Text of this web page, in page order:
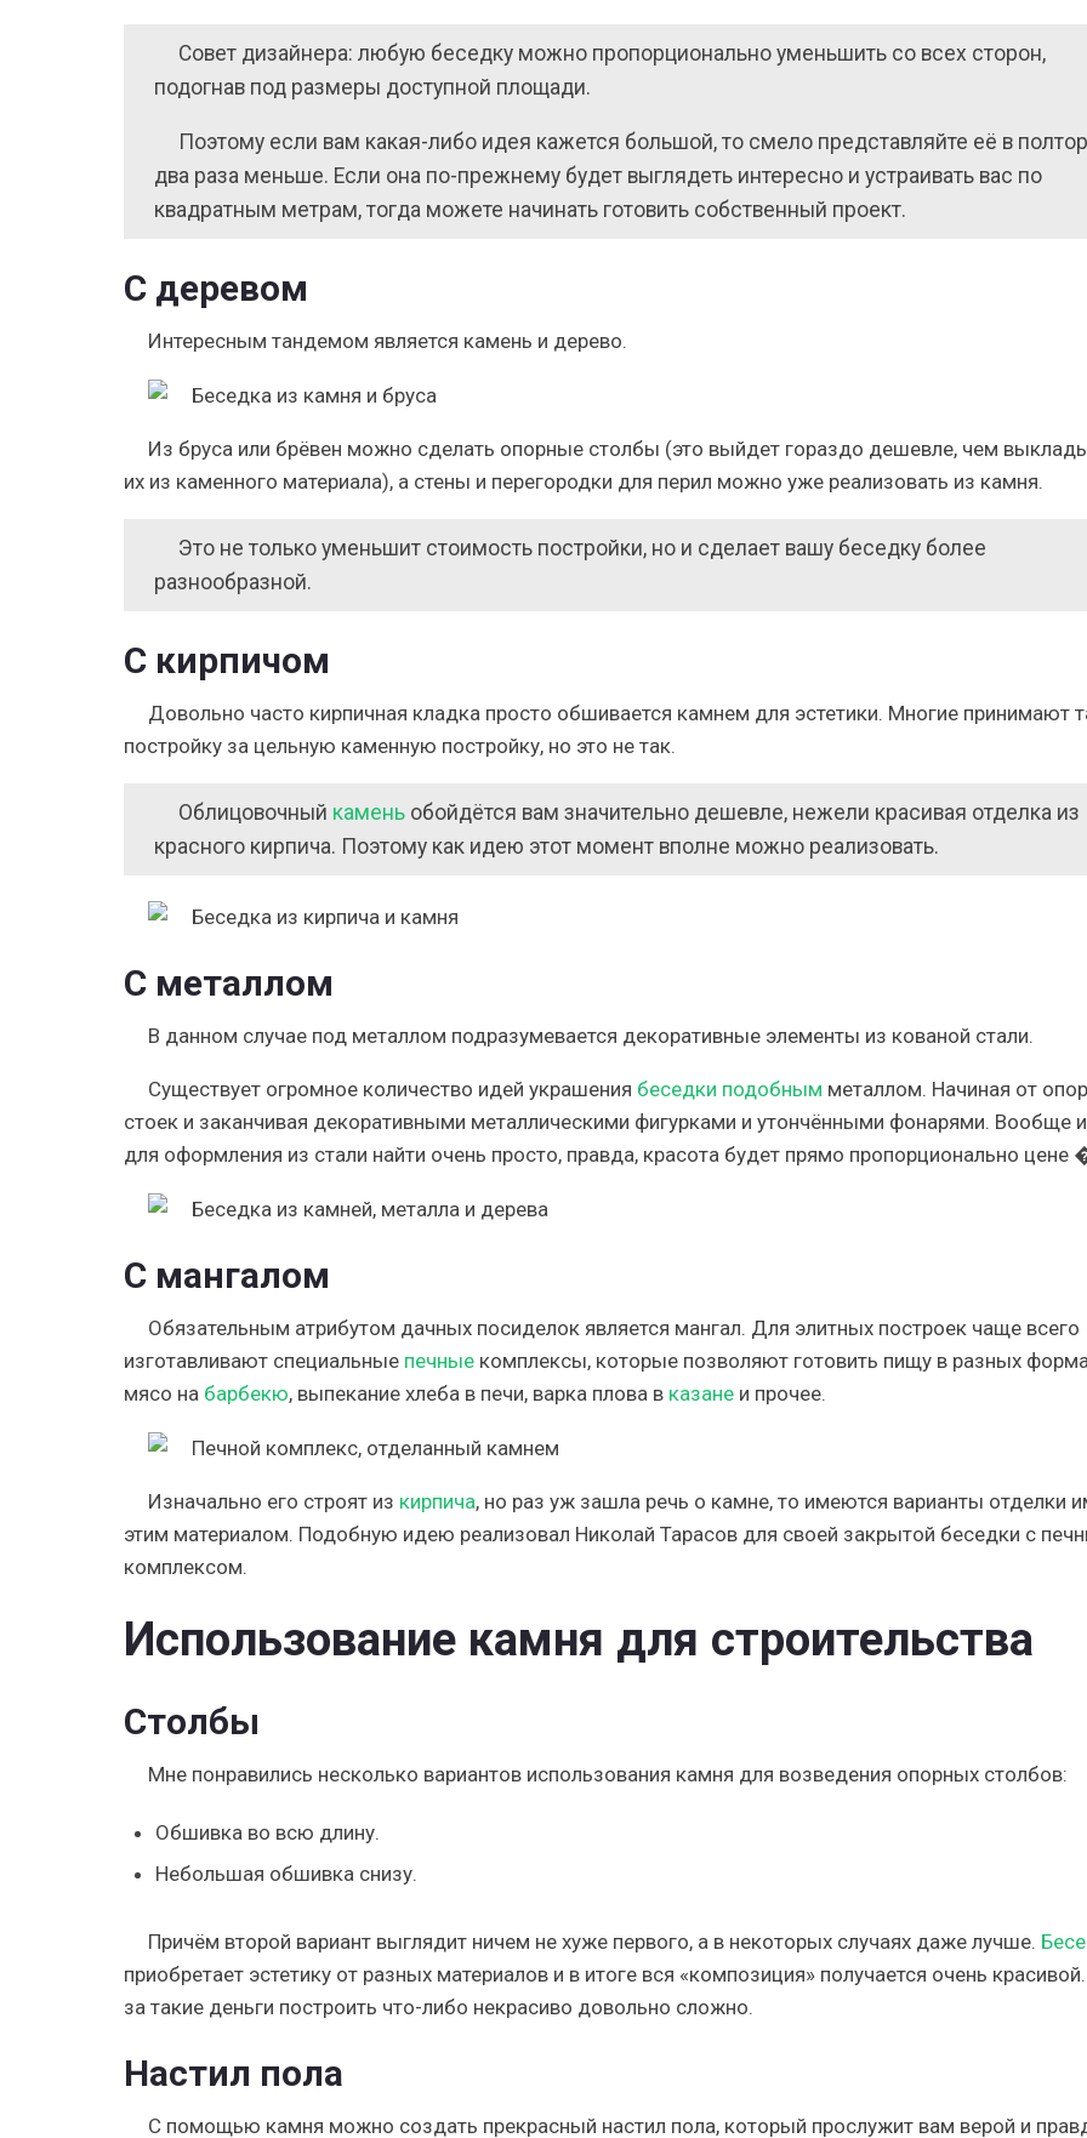
Совет дизайнера: любую беседку можно пропорционально уменьшить со всех сторон,
подогнав под размеры доступной площади.
Поэтому если вам какая-либо идея кажется большой, то смело представляйте её в
два раза меньше. Если она по-прежнему будет выглядеть интересно и устраивать вас по
квадратным метрам, тогда можете начинать готовить собственный проект.
С деревом
Интересным тандемом является камень и дерево.
Из бруса или брёвен можно сделать опорные столбы (это выйдет гораздо дешевле, чем
их из каменного материала), а стены и перегородки для перил можно уже реализовать из камня.
Это не только уменьшит стоимость постройки, но и сделает вашу беседку более
разнообразной.
С кирпичом
Довольно часто кирпичная кладка просто обшивается камнем для эстетики. Многие принимают
постройку за цельную каменную постройку, но это не так.
Облицовочный камень обойдётся вам значительно дешевле, нежели красивая отделка из
красного кирпича. Поэтому как идею этот момент вполне можно реализовать.
С металлом
В данном случае под металлом подразумевается декоративные элементы из кованой стали.
Существует огромное количество идей украшения беседки подобным металлом. Начиная от
стоек и заканчивая декоративными металлическими фигурками и утончёнными фонарями. Вообще
для оформления из стали найти очень просто, правда, красота будет прямо пропорционально
С мангалом
Обязательным атрибутом дачных посиделок является мангал. Для элитных построек чаще всего
изготавливают специальные печные комплексы, которые позволяют готовить пищу в разных
мясо на барбекю, выпекание хлеба в печи, варка плова в казане и прочее.
Изначально его строят из кирпича, но раз уж зашла речь о камне, то имеются варианты отделки
этим материалом. Подобную идею реализовал Николай Тарасов для своей закрытой беседки с
комплексом.
Использование камня для строительства
Столбы
Мне понравились несколько вариантов использования камня для возведения опорных столбов:
Обшивка во всю длину.
Небольшая обшивка снизу.
Причём второй вариант выглядит ничем не хуже первого, а в некоторых случаях даже лучше.
приобретает эстетику от разных материалов и в итоге вся «композиция» получается очень
за такие деньги построить что-либо некрасиво довольно сложно.
Настил пола
С помощью камня можно создать прекрасный настил пола, который прослужит вам верой и